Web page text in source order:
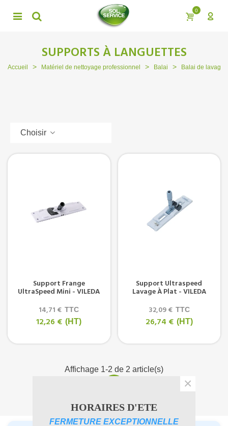
0
SUPPORTS À LANGUETTES
Accueil > Matériel de nettoyage professionnel > Balai > Balai de lavage
Choisir
Support Frange
UltraSpeed Mini - VILEDA
14,71 € TTC
12,26 € (HT)
Support Ultraspeed
Lavage À Plat - VILEDA
32,09 € TTC
26,74 € (HT)
Affichage 1-2 de 2 article(s)
HORAIRES D'ETE
FERMETURE EXCEPTIONNELLE
×